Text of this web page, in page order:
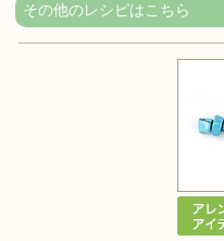
その他のレシピはこちら